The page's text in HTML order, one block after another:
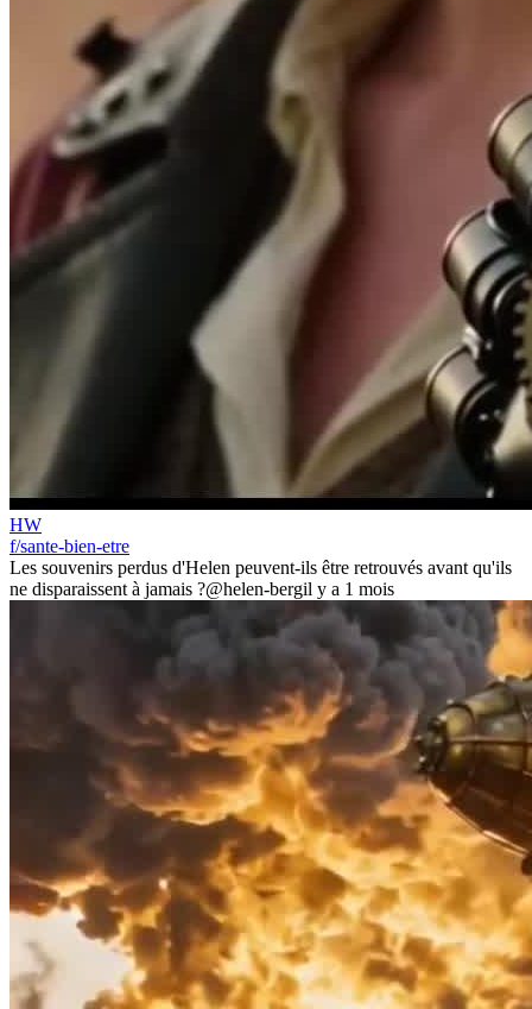
HW
f/sante-bien-etre
Les souvenirs perdus d'Helen peuvent-ils être retrouvés avant qu'ils
ne disparaissent à jamais ?@helen-bergil y a 1 mois